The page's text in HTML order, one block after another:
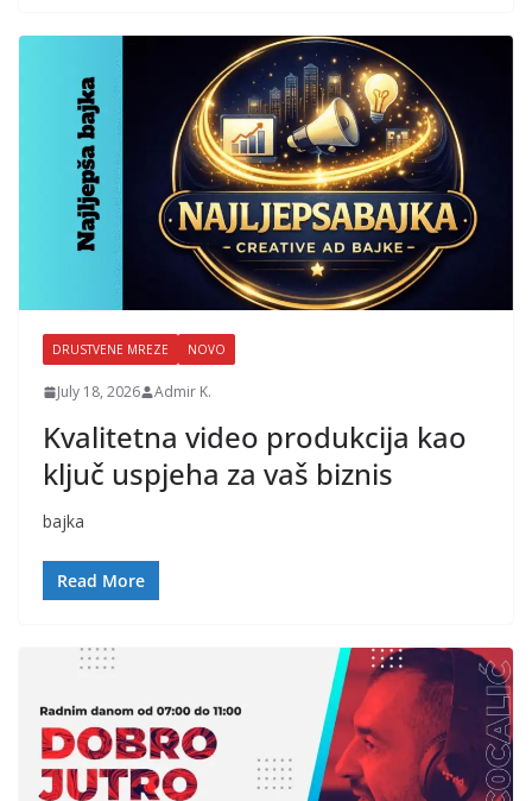
DRUSTVENE MREZE NOVO
July 18, 2026 Admir K.
Kvalitetna video produkcija kao
ključ uspjeha za vaš biznis
bajka
Read More